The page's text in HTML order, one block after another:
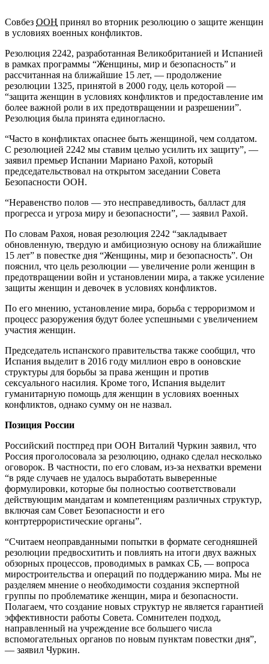
Совбез ООН принял во вторник резолюцию о защите женщин
в условиях военных конфликтов.
Резолюция 2242, разработанная Великобританией и Испанией
в рамках программы “Женщины, мир и безопасность” и
рассчитанная на ближайшие 15 лет, — продолжение
резолюции 1325, принятой в 2000 году, цель которой —
“защита женщин в условиях конфликтов и предоставление им
более важной роли в их предотвращении и разрешении”.
Резолюция была принята единогласно.
“Часто в конфликтах опаснее быть женщиной, чем солдатом.
С резолюцией 2242 мы ставим целью усилить их защиту”, —
заявил премьер Испании Мариано Рахой, который
председательствовал на открытом заседании Совета
Безопасности ООН.
“Неравенство полов — это несправедливость, балласт для
прогресса и угроза миру и безопасности”, — заявил Рахой.
По словам Рахоя, новая резолюция 2242 “закладывает
обновленную, твердую и амбициозную основу на ближайшие
15 лет” в повестке дня “Женщины, мир и безопасность”. Он
пояснил, что цель резолюции — увеличение роли женщин в
предотвращении войн и установлении мира, а также усиление
защиты женщин и девочек в условиях конфликтов.
По его мнению, установление мира, борьба с терроризмом и
процесс разоружения будут более успешными с увеличением
участия женщин.
Председатель испанского правительства также сообщил, что
Испания выделит в 2016 году миллион евро в ооновские
структуры для борьбы за права женщин и против
сексуального насилия. Кроме того, Испания выделит
гуманитарную помощь для женщин в условиях военных
конфликтов, однако сумму он не назвал.
Позиция России
Российский постпред при ООН Виталий Чуркин заявил, что
Россия проголосовала за резолюцию, однако сделал несколько
оговорок. В частности, по его словам, из-за нехватки времени
“в ряде случаев не удалось выработать выверенные
формулировки, которые бы полностью соответствовали
действующим мандатам и компетенциям различных структур,
включая сам Совет Безопасности и его
контртеррористические органы”.
“Считаем неоправданными попытки в формате сегодняшней
резолюции предвосхитить и повлиять на итоги двух важных
обзорных процессов, проводимых в рамках СБ, — вопроса
миростроительства и операций по поддержанию мира. Мы не
разделяем мнение о необходимости создания экспертной
группы по проблематике женщин, мира и безопасности.
Полагаем, что создание новых структур не является гарантией
эффективности работы Совета. Сомнителен подход,
направленный на учреждение все большего числа
вспомогательных органов по новым пунктам повестки дня”,
— заявил Чуркин.